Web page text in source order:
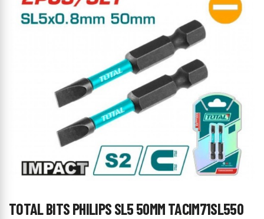
TOTAL BITS PHILIPS SL5 50MM TACIM71SL550